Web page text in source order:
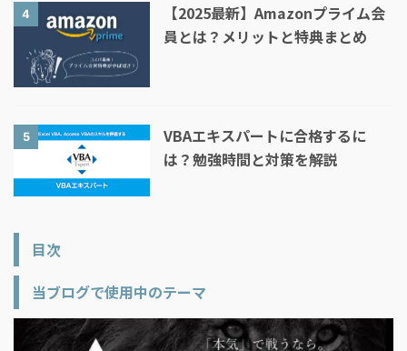
4
【2025最新】Amazonプライム会
員とは？メリットと特典まとめ
5
VBAエキスパートに合格するに
は？勉強時間と対策を解説
目次
当ブログで使用中のテーマ